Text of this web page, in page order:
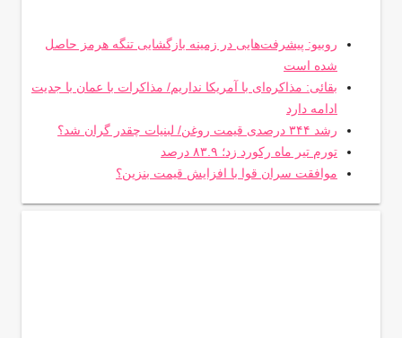
روبیو: پیشرفت‌هایی در زمینه بازگشایی تنگه هرمز حاصل
شده است
بقائی: مذاکره‌ای با آمریکا نداریم/ مذاکرات با عمان با جدیت
ادامه دارد
رشد ۳۴۴ درصدی قیمت روغن/ لبنیات چقدر گران شد؟
تورم تیر ماه رکورد زد؛ ۸۳.۹ درصد
موافقت سران قوا با افزایش قیمت بنزین؟